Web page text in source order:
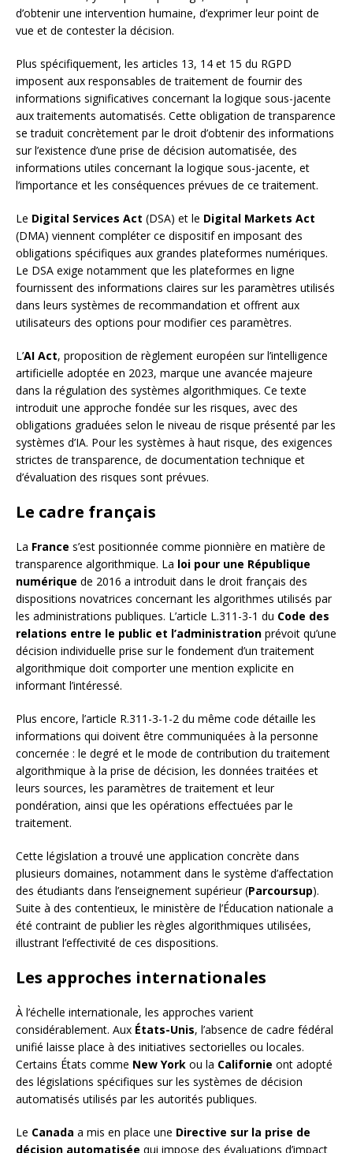
d’obtenir une intervention humaine, d’exprimer leur point de
vue et de contester la décision.
Plus spécifiquement, les articles 13, 14 et 15 du RGPD
imposent aux responsables de traitement de fournir des
informations significatives concernant la logique sous-jacente
aux traitements automatisés. Cette obligation de transparence
se traduit concrètement par le droit d’obtenir des informations
sur l’existence d’une prise de décision automatisée, des
informations utiles concernant la logique sous-jacente, et
l’importance et les conséquences prévues de ce traitement.
Le Digital Services Act (DSA) et le Digital Markets Act
(DMA) viennent compléter ce dispositif en imposant des
obligations spécifiques aux grandes plateformes numériques.
Le DSA exige notamment que les plateformes en ligne
fournissent des informations claires sur les paramètres utilisés
dans leurs systèmes de recommandation et offrent aux
utilisateurs des options pour modifier ces paramètres.
L’AI Act, proposition de règlement européen sur l’intelligence
artificielle adoptée en 2023, marque une avancée majeure
dans la régulation des systèmes algorithmiques. Ce texte
introduit une approche fondée sur les risques, avec des
obligations graduées selon le niveau de risque présenté par les
systèmes d’IA. Pour les systèmes à haut risque, des exigences
strictes de transparence, de documentation technique et
d’évaluation des risques sont prévues.
Le cadre français
La France s’est positionnée comme pionnière en matière de
transparence algorithmique. La loi pour une République
numérique de 2016 a introduit dans le droit français des
dispositions novatrices concernant les algorithmes utilisés par
les administrations publiques. L’article L.311-3-1 du Code des
relations entre le public et l’administration prévoit qu’une
décision individuelle prise sur le fondement d’un traitement
algorithmique doit comporter une mention explicite en
informant l’intéressé.
Plus encore, l’article R.311-3-1-2 du même code détaille les
informations qui doivent être communiquées à la personne
concernée : le degré et le mode de contribution du traitement
algorithmique à la prise de décision, les données traitées et
leurs sources, les paramètres de traitement et leur
pondération, ainsi que les opérations effectuées par le
traitement.
Cette législation a trouvé une application concrète dans
plusieurs domaines, notamment dans le système d’affectation
des étudiants dans l’enseignement supérieur (Parcoursup).
Suite à des contentieux, le ministère de l’Éducation nationale a
été contraint de publier les règles algorithmiques utilisées,
illustrant l’effectivité de ces dispositions.
Les approches internationales
À l’échelle internationale, les approches varient
considérablement. Aux États-Unis, l’absence de cadre fédéral
unifié laisse place à des initiatives sectorielles ou locales.
Certains États comme New York ou la Californie ont adopté
des législations spécifiques sur les systèmes de décision
automatisés utilisés par les autorités publiques.
Le Canada a mis en place une Directive sur la prise de
décision automatisée qui impose des évaluations d’impact